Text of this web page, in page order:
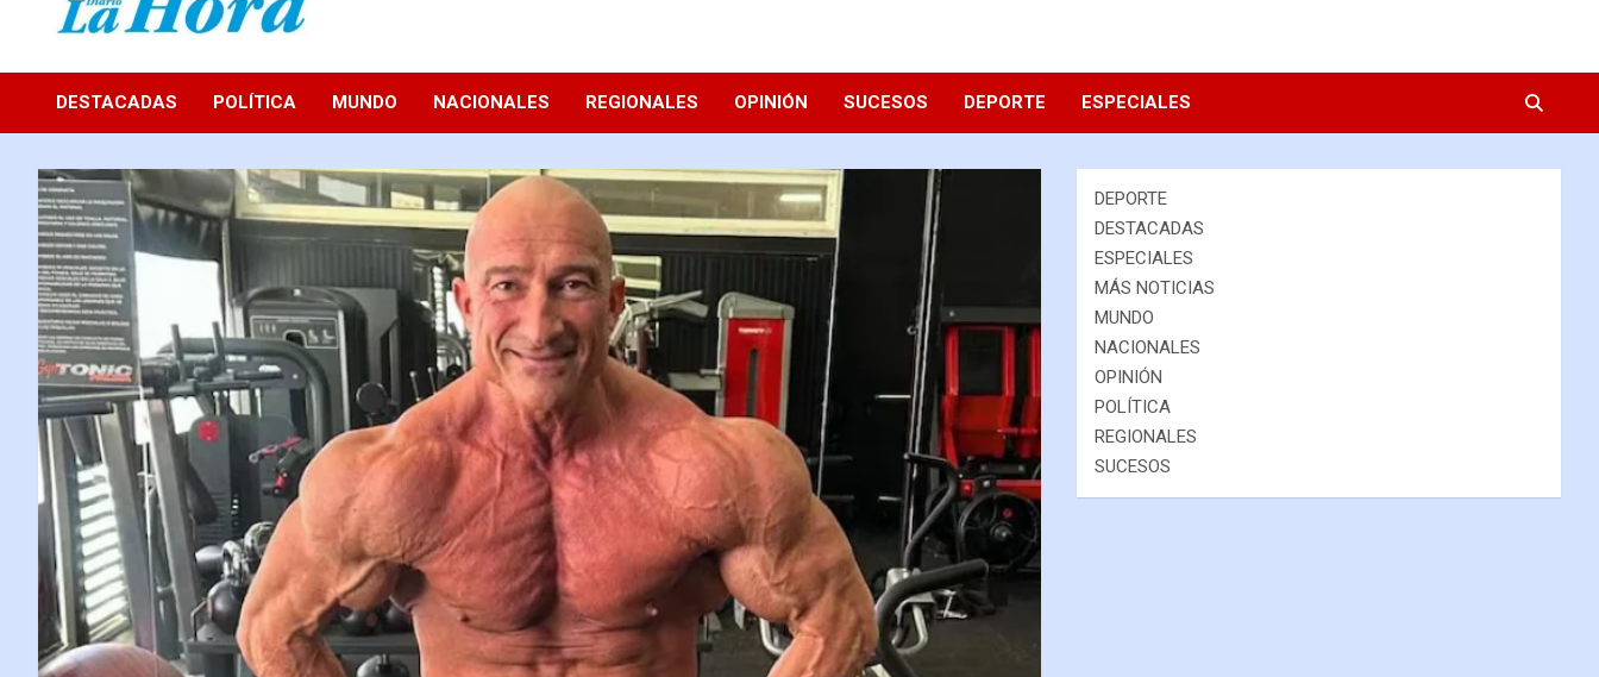
Diario La Hora
DESTACADAS POLÍTICA MUNDO NACIONALES REGIONALES OPINIÓN SUCESOS DEPORTE ESPECIALES
DEPORTE
DESTACADAS
ESPECIALES
MÁS NOTICIAS
MUNDO
NACIONALES
OPINIÓN
POLÍTICA
REGIONALES
SUCESOS